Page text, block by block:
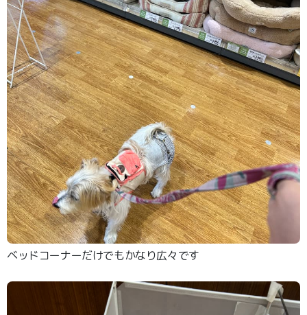
ベッドコーナーだけでもかなり広々です